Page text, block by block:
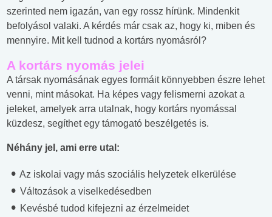
szerinted nem igazán, van egy rossz hírünk. Mindenkit
befolyásol valaki. A kérdés már csak az, hogy ki, miben és
mennyire. Mit kell tudnod a kortárs nyomásról?
A kortárs nyomás jelei
A társak nyomásának egyes formáit könnyebben észre lehet
venni, mint másokat. Ha képes vagy felismerni azokat a
jeleket, amelyek arra utalnak, hogy kortárs nyomással
küzdesz, segíthet egy támogató beszélgetés is.
Néhány jel, ami erre utal:
Az iskolai vagy más szociális helyzetek elkerülése
Változások a viselkedésedben
Kevésbé tudod kifejezni az érzelmeidet